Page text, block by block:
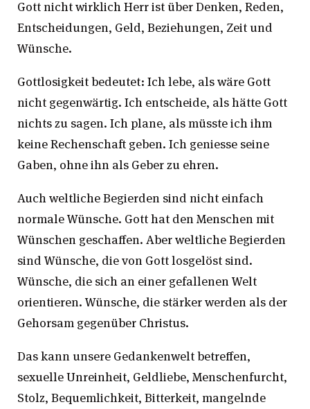
Gott nicht wirklich Herr ist über Denken, Reden,
Entscheidungen, Geld, Beziehungen, Zeit und
Wünsche.
Gottlosigkeit bedeutet: Ich lebe, als wäre Gott
nicht gegenwärtig. Ich entscheide, als hätte Gott
nichts zu sagen. Ich plane, als müsste ich ihm
keine Rechenschaft geben. Ich geniesse seine
Gaben, ohne ihn als Geber zu ehren.
Auch weltliche Begierden sind nicht einfach
normale Wünsche. Gott hat den Menschen mit
Wünschen geschaffen. Aber weltliche Begierden
sind Wünsche, die von Gott losgelöst sind.
Wünsche, die sich an einer gefallenen Welt
orientieren. Wünsche, die stärker werden als der
Gehorsam gegenüber Christus.
Das kann unsere Gedankenwelt betreffen,
sexuelle Unreinheit, Geldliebe, Menschenfurcht,
Stolz, Bequemlichkeit, Bitterkeit, mangelnde